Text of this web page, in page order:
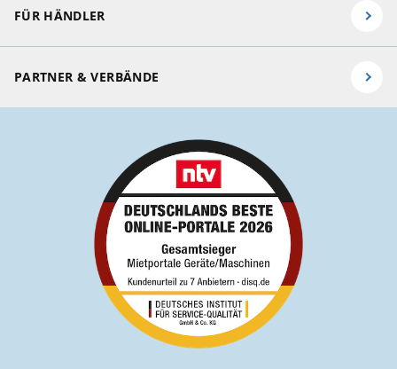
FÜR HÄNDLER
PARTNER & VERBÄNDE